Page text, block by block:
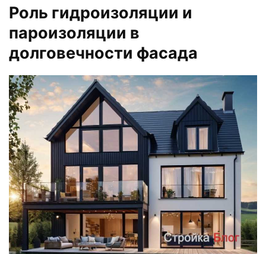
Роль гидроизоляции и
пароизоляции в
долговечности фасада